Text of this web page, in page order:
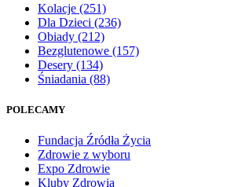
Kolacje (251)
Dla Dzieci (236)
Obiady (212)
Bezglutenowe (157)
Desery (134)
Śniadania (88)
POLECAMY
Fundacja Źródła Życia
Zdrowie z wyboru
Expo Zdrowie
Kluby Zdrowia